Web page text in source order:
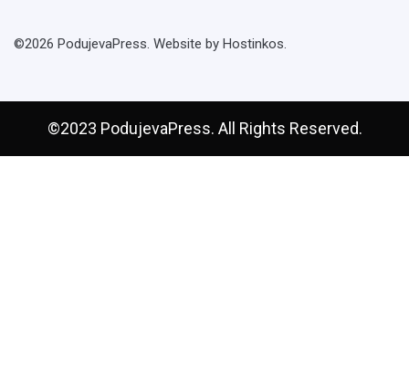
©2026 PodujevaPress. Website by Hostinkos.
©2023 PodujevaPress. All Rights Reserved.